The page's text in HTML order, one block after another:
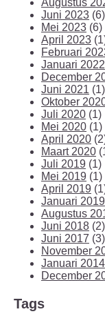
Augustus
Juni 2023 (6)
Mei 2023 (6)
April 2023
Februari
Januari 2022
December
Juni 2021 (1)
Oktober
Juli 2020 (1)
Mei 2020 (1)
April 2020
Maart 2020
Juli 2019 (1)
Mei 2019 (1)
April 2019
Januari 2019
Augustus
Juni 2018 (2)
Juni 2017 (3)
November
Januari 2014
December
Tags